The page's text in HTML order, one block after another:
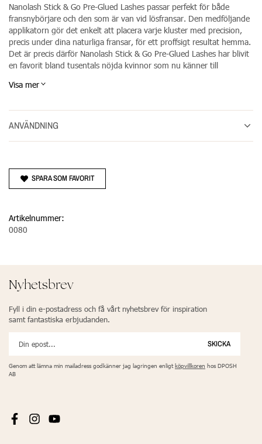
ANVÄNDNING
Nanolash Stick & Go Pre-Glued Lashes passar perfekt för både
fransnybörjare och den som är van vid lösfransar. Den medföljande
applikatorn gör det enkelt att placera varje kluster med precision,
precis under dina naturliga fransar, för ett proffsigt resultat hemma.
Det är precis därför Nanolash Stick & Go Pre-Glued Lashes har blivit
en favorit bland tusentals nöjda kvinnor som nu känner till
Förpackningen innehåller:
36 förlimmade klusterfransar i tre längder: 10 mm, 12 mm
1 applikator för enkel och precis applicering
Visa mer
SPARA SOM FAVORIT
Artikelnummer:
0080
Nyhetsbrev
Fyll i din e-postadress och få vårt nyhetsbrev för inspiration
samt fantastiska erbjudanden.
SKICKA
Genom att lämna min mailadress godkänner jag lagringen enligtköpvillkoren hos DPOSH
AB